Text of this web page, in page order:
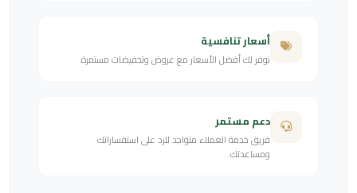
أسعار تنافسية
نوفر لك أفضل الأسعار مع عروض وتخفيضات مستمرة.
دعم مستمر
فريق خدمة العملاء متواجد للرد على استفساراتك
ومساعدتك.